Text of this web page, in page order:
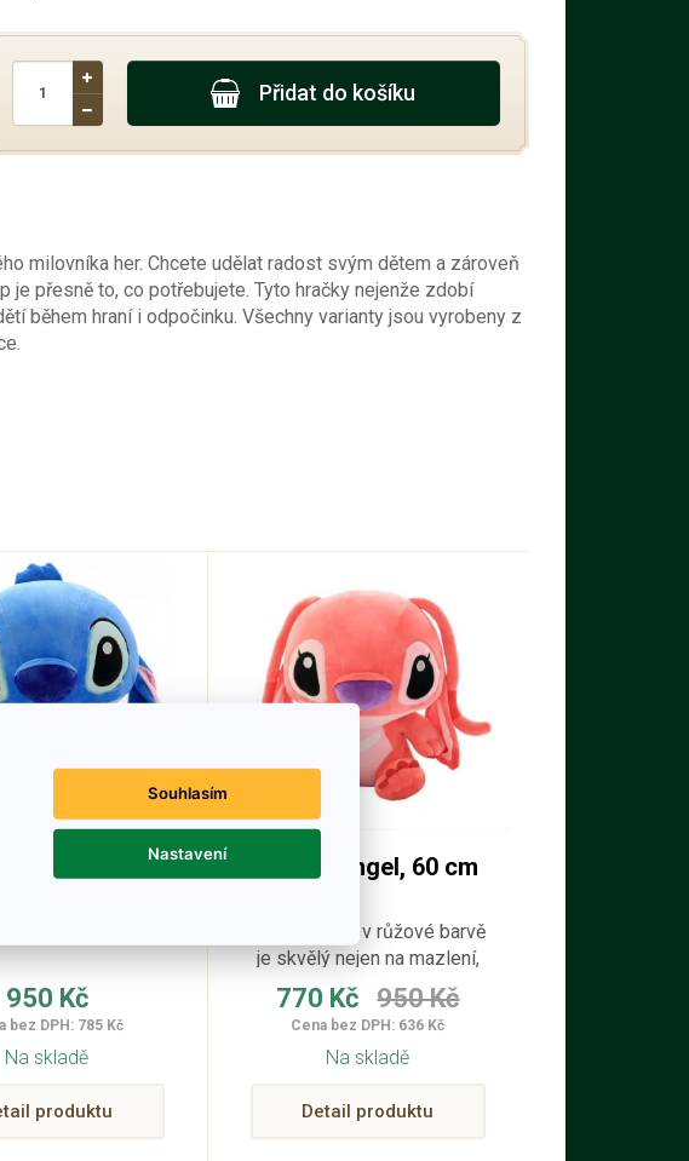
Přidat do košíku
milovníka her. Chcete udělat radost svým dětem a zároveň
je přesně to, co potřebujete. Tyto hračky nejenže zdobí
během hraní i odpočinku. Všechny varianty jsou vyrobeny z
Stich 60 cm
950 Kč
bez DPH: 785 Kč
Na skladě
produktu
Plyšák Angel, 60 cm
Tento plyšák v růžové barvě
je skvělý nejen na mazlení,
ale také jako dekorace do
dětského pokoje.
770 Kč 950 Kč
Cena bez DPH: 636 Kč
Na skladě
Detail produktu
Souhlasím
Nastavení